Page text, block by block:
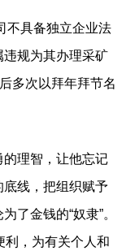
具备独立企业法
违规为其办理采矿
多次以拜年拜节名
理智，让他忘记
线，把组织赋予
了金钱的“奴隶”。
利，为有关个人和